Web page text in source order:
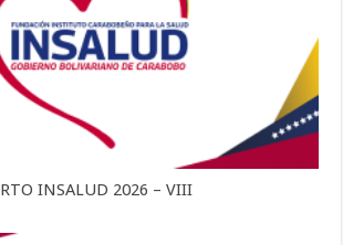
INSALUD 2026 – VIII